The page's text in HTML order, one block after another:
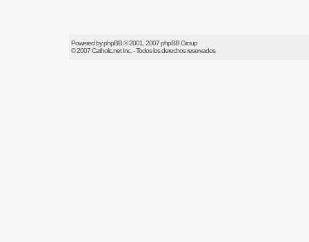
Powered byphpBB© 2001, 2007 phpBB Group
© 2007Catholic.netInc. - Todos los derechos reservados